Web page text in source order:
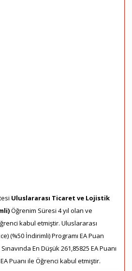
Uluslararası Ticaret ve Lojistik
Öğrenim Süresi 4 yıl olan ve
kabul etmiştir. Uluslararası
(%50 İndirimli) Programı EA Puan
En Düşük 261,85825 EA Puanı
Puanı ile Öğrenci kabul etmiştir.